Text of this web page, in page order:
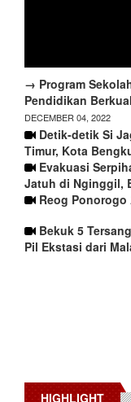
→ Program
Pendidikan
DECEMBER 04, 2022
Detik-detik Si
Timur, Kota
Evakuasi
Jatuh di Nginggil,
Reog
Bekuk 5
Pil Ekstasi dari
HIGHLIGHT